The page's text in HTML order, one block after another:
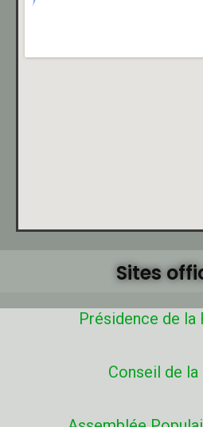
Sites
Présidence de la
Conseil de